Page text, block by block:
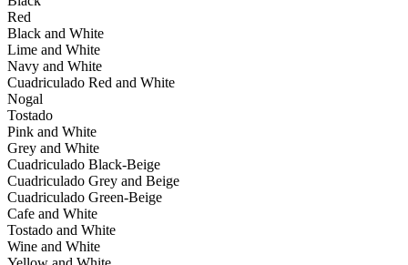
Red
Black and White
Lime and White
Navy and White
Cuadriculado Red and White
Nogal
Tostado
Pink and White
Grey and White
Cuadriculado Black-Beige
Cuadriculado Grey and Beige
Cuadriculado Green-Beige
Cafe and White
Tostado and White
Wine and White